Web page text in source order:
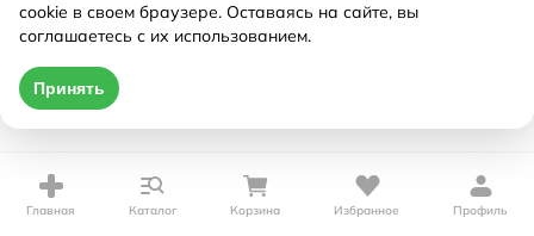
Цена действительна только при оформлении онлайн
Главная Каталог Корзина Избранное Профиль
cookie в своем браузере. Оставаясь на сайте, вы
соглашаетесь с их использованием.
Принять